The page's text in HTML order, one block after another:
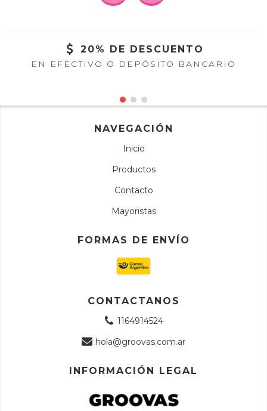
20% DE DESCUENTO
EN EFECTIVO O DEPÓSITO BANCARIO
NAVEGACIÓN
Inicio
Productos
Contacto
Mayoristas
FORMAS DE ENVÍO
CONTACTANOS
1164914524
hola@groovas.com.ar
INFORMACIÓN LEGAL